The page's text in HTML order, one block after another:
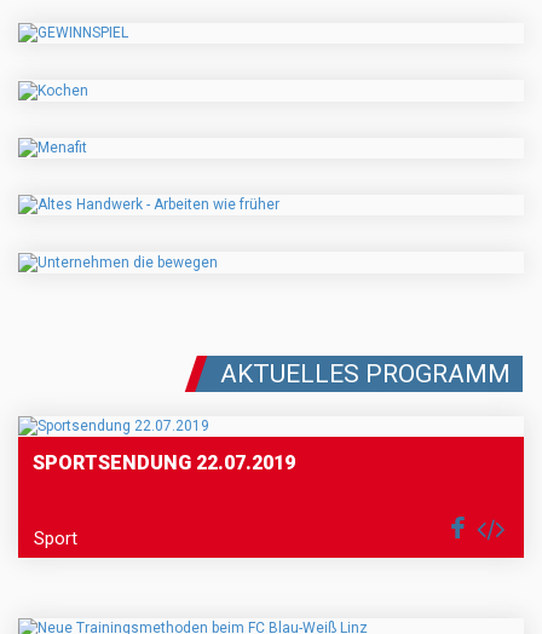
AKTUELLES PROGRAMM
SPORTSENDUNG 22.07.2019
Sport